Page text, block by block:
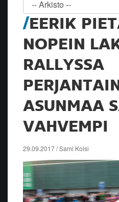
EERIK
NOPEIN
RALLYSSA
ASUNMAA
VAHVEMPI
29.09.2017 / Sami Kolsi